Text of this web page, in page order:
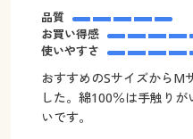
品質
お買い得感
使いやすさ
おすすめのSサイズからM
した。綿100％は手触り
いです。